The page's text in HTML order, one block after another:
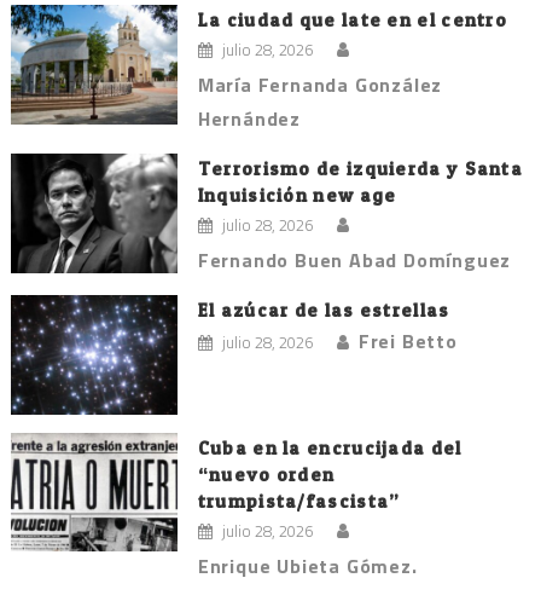
La ciudad que late en el centro
julio 28, 2026
María Fernanda González
Hernández
Terrorismo de izquierda y Santa
Inquisición new age
julio 28, 2026
Fernando Buen Abad Domínguez
El azúcar de las estrellas
julio 28, 2026 Frei Betto
Cuba en la encrucijada del
“nuevo orden
trumpista/fascista”
julio 28, 2026
Enrique Ubieta Gómez.